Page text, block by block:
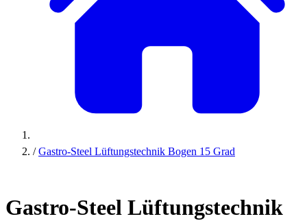
/ Gastro-Steel Lüftungstechnik Bogen 15 Grad
Gastro-Steel Lüftungstechnik